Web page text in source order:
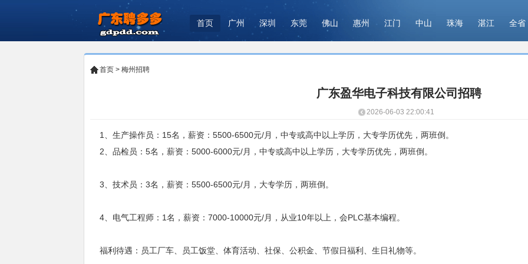
首页 广州 深圳 东莞 佛山 惠州 江门 中山 珠海 湛江 全省
首页 > 梅州招聘
广东盈华电子科技有限公司招聘
2026-06-03 22:00:41
1、生产操作员：15名，薪资：5500-6500元/月，中专或高中以上学历，大专学历优先，两班倒。
2、品检员：5名，薪资：5000-6000元/月，中专或高中以上学历，大专学历优先，两班倒。
3、技术员：3名，薪资：5500-6500元/月，大专学历，两班倒。
4、电气工程师：1名，薪资：7000-10000元/月，从业10年以上，会PLC基本编程。
福利待遇：员工厂车、员工饭堂、体育活动、社保、公积金、节假日福利、生日礼物等。